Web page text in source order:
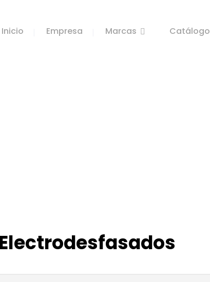
Inicio Empresa Marcas Catálogo